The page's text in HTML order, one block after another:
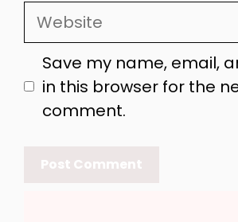
Website
Save my name, email,
in this browser for the
comment.